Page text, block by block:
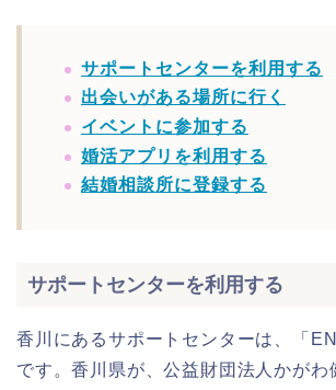
サポートセンターを利用する
出会いがある場所に行く
イベントに参加する
婚活アプリを利用する
結婚相談所に登録する
サポートセンターを利用する
香川にあるサポートセンターは、「
です。香川県が、公益財団法人かがわ